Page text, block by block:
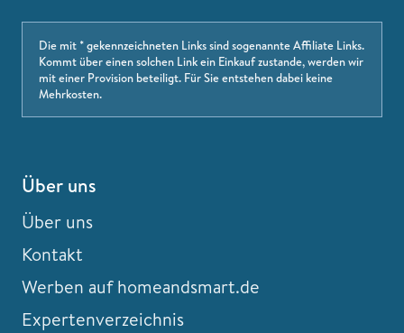
Die mit * gekennzeichneten Links sind sogenannte Affiliate Links.
Kommt über einen solchen Link ein Einkauf zustande, werden wir
mit einer Provision beteiligt. Für Sie entstehen dabei keine
Mehrkosten.
Über uns
Über uns
Kontakt
Werben auf homeandsmart.de
Expertenverzeichnis